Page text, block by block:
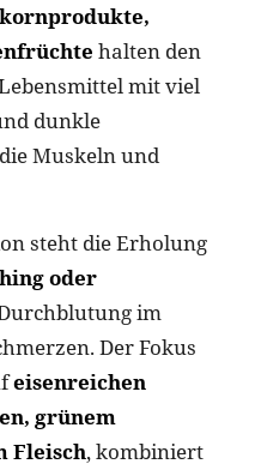
halten den
mit viel
dunkle
Muskeln und
steht die Erholung
oder
im
Der Fokus
eisenreichen
grünem
Fleisch, kombiniert